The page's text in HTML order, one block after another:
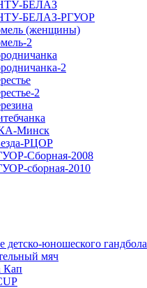
БЕЛАЗ
БЕЛАЗ-РГУОР
(женщины)
2
2
2
Минск
РЦОР
Сборная-2008
сборная-2010
детско-юношеского гандбола
мяч
Кап